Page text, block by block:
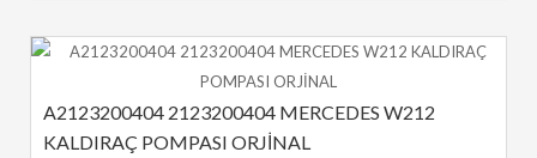
A2123200404 2123200404 MERCEDES W212
KALDIRAÇ POMPASI ORJİNAL